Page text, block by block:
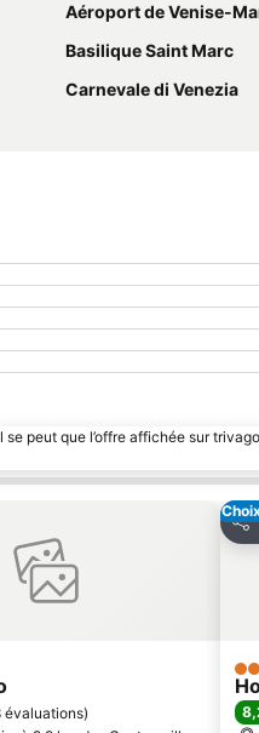
Aéroport de Venise-
Basilique Saint Marc
Carnevale di Venezia
peut que l’offre affichée sur
mes favoris
évaluations)
2